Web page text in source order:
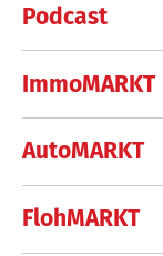
Podcast
ImmoMARKT
AutoMARKT
FlohMARKT